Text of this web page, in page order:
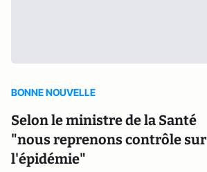
BONNE NOUVELLE
Selon le ministre de la Santé
"nous reprenons contrôle sur
l'épidémie"